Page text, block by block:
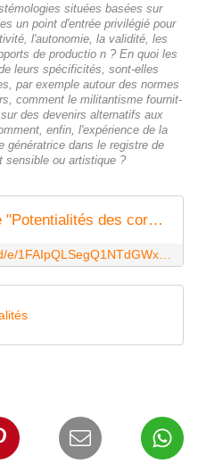
situées basées sur
un point d'entrée privilégié pour
l'autonomie, la validité, les
de productio n ? En quoi les
leurs spécificités, sont-elles
par exemple autour des normes
comment le militantisme fournit-
des devenirs alternatifs aux
enfin, l'expérience de la
génératrice dans le registre de
sensible ou artistique ?
Inscription journée d'étude "Potentialités des corps handicapés" (28 avril 2017, ENS-Lyon)